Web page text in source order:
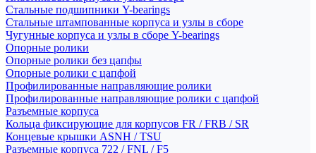
Стальные подшипники Y-bearings
Стальные штампованные корпуса и узлы в сборе
Чугунные корпуса и узлы в сборе Y-bearings
Опорные ролики
Опорные ролики без цапфы
Опорные ролики с цапфой
Профилированные направляющие ролики
Профилированные направляющие ролики с цапфой
Разъемные корпуса
Кольца фиксирующие для корпусов FR / FRB / SR
Концевые крышки ASNH / TSU
Разъемные корпуса 722 / FNL / F5